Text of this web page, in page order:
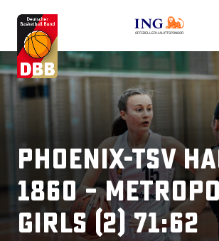
OFFIZIELLER HAUPTSPONSOR
Phoenix-TSV
1860 –
Girls (2) 71:62